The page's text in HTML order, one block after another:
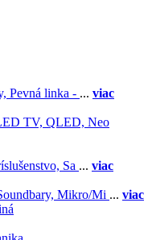
Pevná linka - ... viac
TV, QLED, Neo
Sa ... viac
Mikro/Mi ... viac